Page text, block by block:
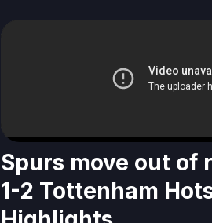
Spurs move out of
1-2 Tottenham